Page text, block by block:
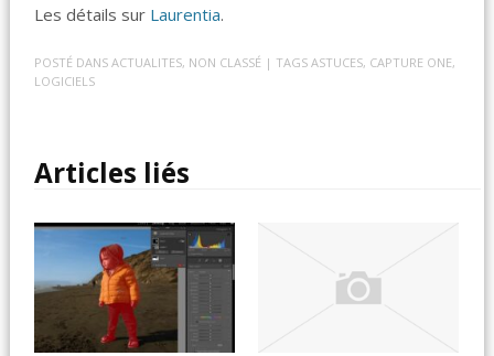
Les détails sur Laurentia.
POSTÉ DANSACTUALITES, NON CLASSÉ | TAGSASTUCES, CAPTURE ONE,
LOGICIELS
Articles liés